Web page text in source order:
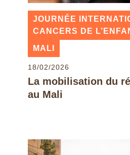
JOURNÉE
CANCERS DE
MALI
18/02/2026
La mobilisation du
au Mali